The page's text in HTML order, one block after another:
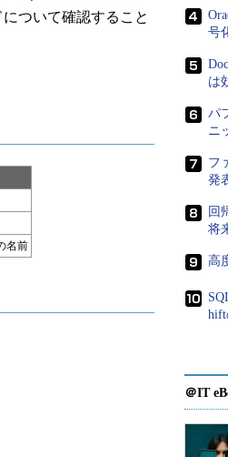
ついて確認すること
名前
号
は
パ
ニ
フ
発
回
将
高
hift
＠IT